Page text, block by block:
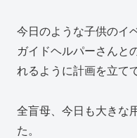
今日のような子供のイ
ガイドヘルパーさんと
れるように計画を立て
全盲母、今日も大きな
た。